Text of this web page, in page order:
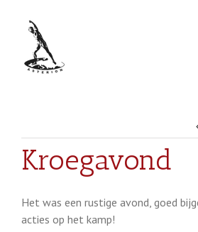
Kroegavond
Het was een rustige avond, goed
acties op het kamp!